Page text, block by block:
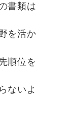
書類は
を活か
順位を
ないよ